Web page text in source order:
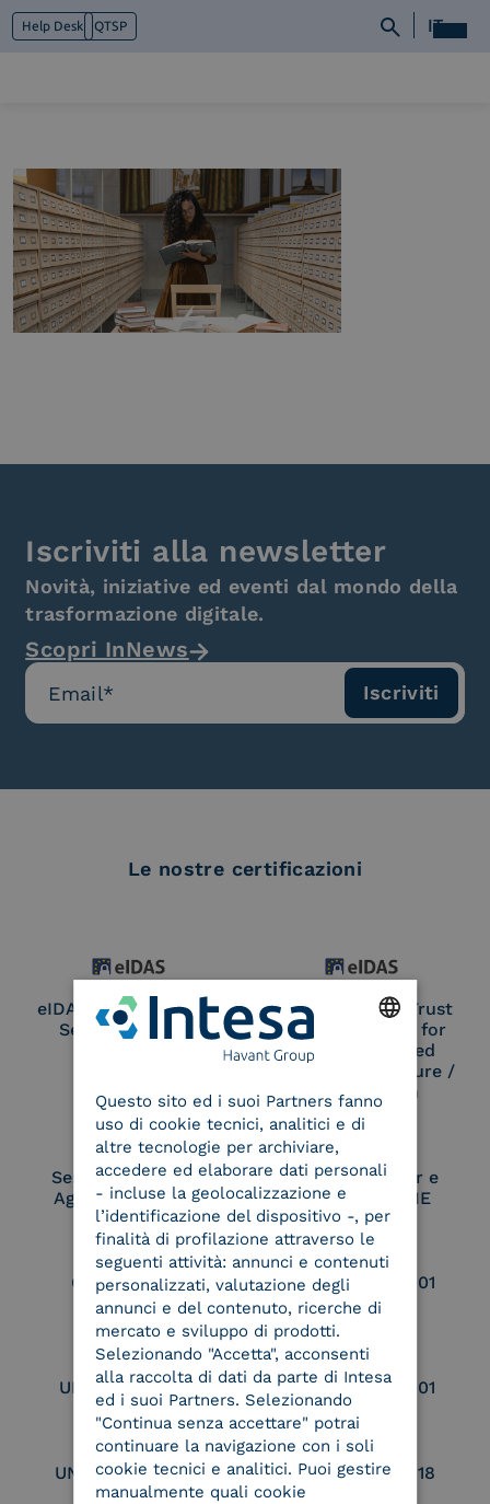
Help Desk QTSP IT
Cosa facciamo
Piattaforme
Industry
News e Media
Contattaci
Iscriviti alla newsletter
Novità, iniziative ed eventi dal mondo della
trasformazione digitale.
Scopri InNews
Le nostre certificazioni
eIDAS Qualified Trust
Service Provider
eIDAS Qualified Trust
Service Provider for
Remote Qualified
Electronic Signature /
Seal Creation
Service Provider e
Aggregatore SPID
Service Provider e
Aggregatore CIE
Conservatore
qualificato
UNI EN ISO 37001
UNI EN ISO 9001 UNI EN ISO 27001
UNI EN ISO 27017 UNI EN ISO 27018
ITALIAN
Questo sito ed i suoi Partners fanno
uso di cookie tecnici, analitici e di
altre tecnologie per archiviare,
accedere ed elaborare dati personali
- incluse la geolocalizzazione e
l’identificazione del dispositivo -, per
finalità di profilazione attraverso le
seguenti attività: annunci e contenuti
personalizzati, valutazione degli
annunci e del contenuto, ricerche di
mercato e sviluppo di prodotti.
Selezionando "Accetta", acconsenti
alla raccolta di dati da parte di Intesa
ed i suoi Partners. Selezionando
"Continua senza accettare" potrai
continuare la navigazione con i soli
cookie tecnici e analitici. Puoi gestire
manualmente quali cookie